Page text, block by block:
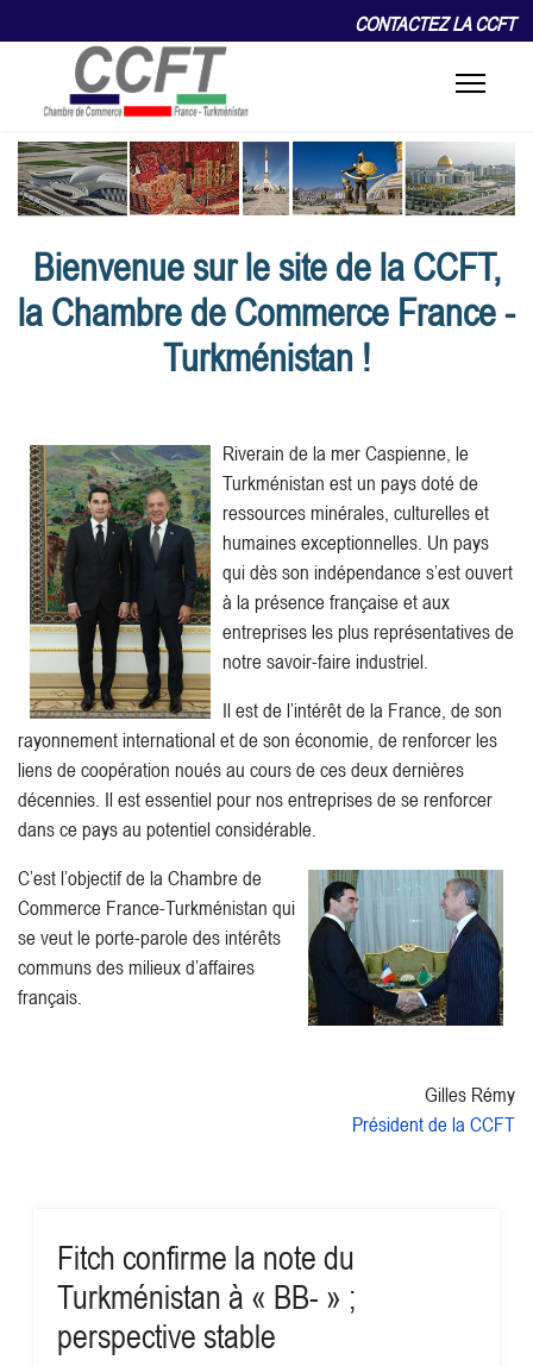
CONTACTEZ LA CCFT
Bienvenue sur le site de la CCFT,
la Chambre de Commerce France -
Turkménistan !
Riverain de la mer Caspienne, le
Turkménistan est un pays doté de
ressources minérales, culturelles et
humaines exceptionnelles. Un pays
qui dès son indépendance s’est ouvert
à la présence française et aux
entreprises les plus représentatives de
notre savoir-faire industriel.
Il est de l’intérêt de la France, de son
rayonnement international et de son économie, de renforcer les
liens de coopération noués au cours de ces deux dernières
décennies. Il est essentiel pour nos entreprises de se renforcer
dans ce pays au potentiel considérable.
C’est l’objectif de la Chambre de
Commerce France-Turkménistan qui
se veut le porte-parole des intérêts
communs des milieux d’affaires
français.
Gilles Rémy
Président de la CCFT
Fitch confirme la note du
Turkménistan à « BB- » ;
perspective stable